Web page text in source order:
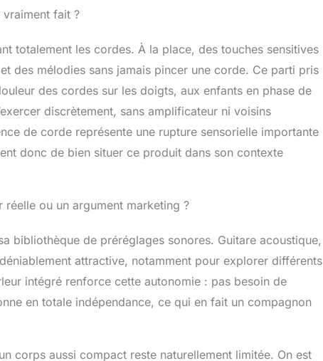
fait ?
totalement les cordes. À la place, des touches sensitives
des mélodies sans jamais pincer une corde. Ce parti pris
des cordes sur les doigts, aux enfants en phase de
discrètement, sans amplificateur ni voisins
de corde représente une rupture sensorielle importante
donc de bien situer ce produit dans son contexte
ou un argument marketing ?
bibliothèque de préréglages sonores. Guitare acoustique,
attractive, notamment pour explorer différents
intégré renforce cette autonomie : pas besoin de
en totale indépendance, ce qui en fait un compagnon
corps aussi compact reste naturellement limitée. On est